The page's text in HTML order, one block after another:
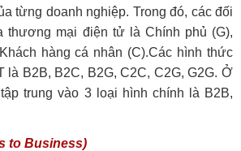
từng doanh nghiệp. Trong đó, các đối
thương mại điện tử là Chính phủ (G),
hàng cá nhân (C).Các hình thức
là B2B, B2C, B2G, C2C, C2G, G2G. Ở
trung vào 3 loại hình chính là B2B,
to Business)